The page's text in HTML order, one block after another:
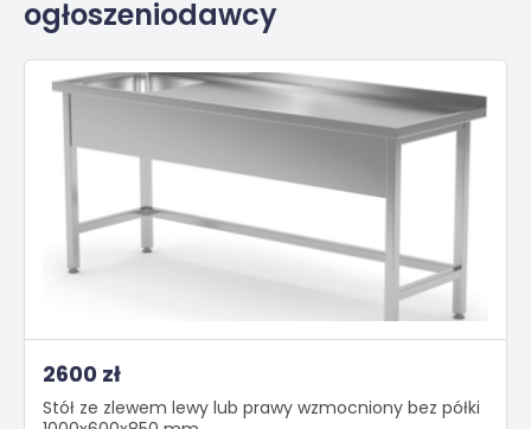
ogłoszeniodawcy
2600 zł
Stół ze zlewem lewy lub prawy wzmocniony bez półki